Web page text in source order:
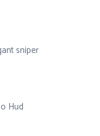
sniper
Hud